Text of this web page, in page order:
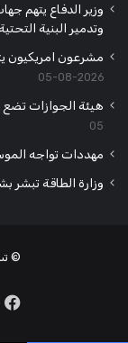
وزير الدفاع يتهم
وتدمير البنية التحتية
مشرعون امريكيون
2026-08-05
هيئة الجوازات تضع
05
مهددات تواجه
وزارة الطاقة
©